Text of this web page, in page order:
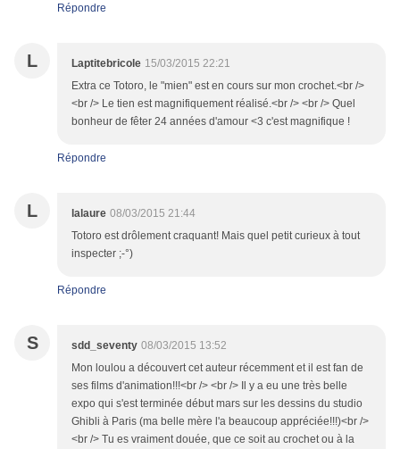
Répondre
L Laptitebricole 15/03/2015 22:21
Extra ce Totoro, le "mien" est en cours sur mon crochet.<br />
<br /> Le tien est magnifiquement réalisé.<br /> <br /> Quel
bonheur de fêter 24 années d'amour <3 c'est magnifique !
Répondre
L lalaure 08/03/2015 21:44
Totoro est drôlement craquant! Mais quel petit curieux à tout
inspecter ;-°)
Répondre
S sdd_seventy 08/03/2015 13:52
Mon loulou a découvert cet auteur récemment et il est fan de
ses films d'animation!!!<br /> <br /> Il y a eu une très belle
expo qui s'est terminée début mars sur les dessins du studio
Ghibli à Paris (ma belle mère l'a beaucoup appréciée!!!)<br />
<br /> Tu es vraiment douée, que ce soit au crochet ou à la